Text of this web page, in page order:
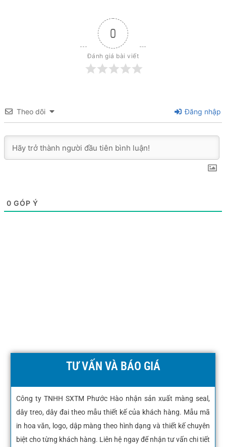
0
Đánh giá bài viết
Theo dõi Đăng nhập
0 GÓP Ý
TƯ VẤN VÀ BÁO GIÁ
Công ty TNHH SXTM Phước Hào nhận sản xuất màng seal,
dây treo, dây đai theo mẫu thiết kế của khách hàng. Mẫu mã
in hoa văn, logo, dập màng theo hình dạng và thiết kế chuyên
biệt cho từng khách hàng. Liên hệ ngay để nhận tư vấn chi tiết